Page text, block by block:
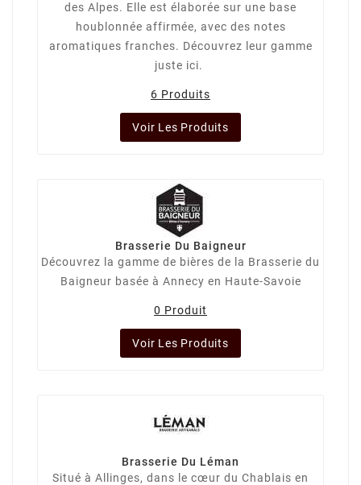
des Alpes. Elle est élaborée sur une base
houblonnée affirmée, avec des notes
aromatiques franches. Découvrez leur gamme
juste ici.
6 Produits
Voir Les Produits
Brasserie Du Baigneur
Découvrez la gamme de bières de la Brasserie du
Baigneur basée à Annecy en Haute-Savoie
0 Produit
Voir Les Produits
Brasserie Du Léman
Situé à Allinges, dans le cœur du Chablais en